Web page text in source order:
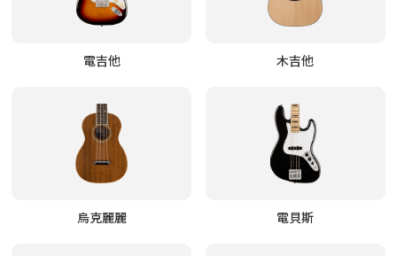
電吉他 木吉他
烏克麗麗 電貝斯